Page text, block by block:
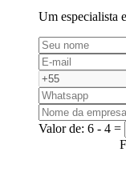
Um especialista
Valor de: 6 - 4 =